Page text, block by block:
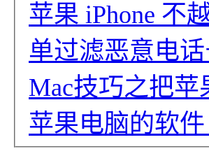
苹果 iPhone 不
单过滤恶意电
Mac技巧之把苹
苹果电脑的软件